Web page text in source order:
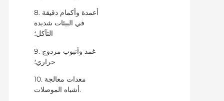
8. أعمدة وأكمام دقيقة
في البيئات شديدة
9. غمد وأنبوب مزدوج
10. معدات معالجة
أشباه الموصلات.